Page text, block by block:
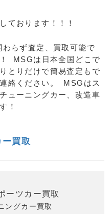
ております！！！
らず査定、買取可能で
MSGは日本全国どこで
とりだけで簡易査定もで
絡ください。 MSGはス
ューニングカー、改造車
！
買取
ーツカー買取
ングカー買取